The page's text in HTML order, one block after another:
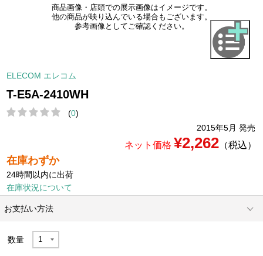
商品画像・店頭での展示画像はイメージです。
他の商品が映り込んでいる場合もございます。
参考画像としてご確認ください。
ELECOM エレコム
T-E5A-2410WH
(0)
2015年5月 発売
ネット価格 ¥2,262（税込）
在庫わずか
24時間以内に出荷
在庫状況について
お支払い方法
数量